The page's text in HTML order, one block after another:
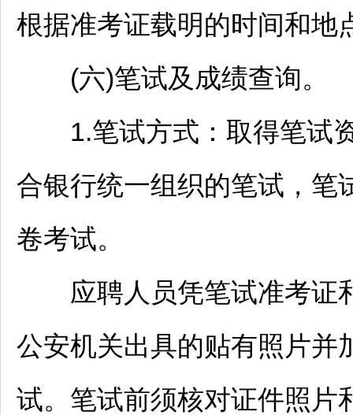
根据准考证载明的时间和地
(六)笔试及成绩查询。
1.笔试方式：取得笔试资
合银行统一组织的笔试，笔
卷考试。
应聘人员凭笔试准考证
公安机关出具的贴有照片并
试。笔试前须核对证件照片